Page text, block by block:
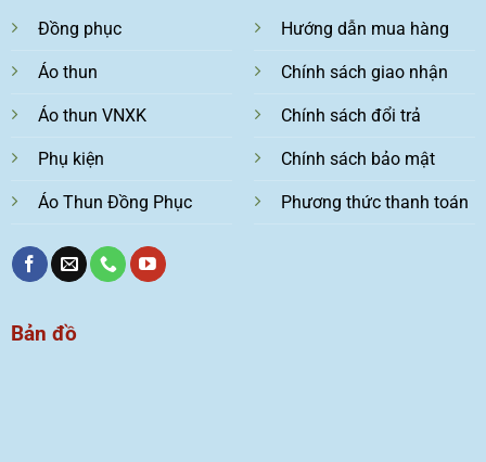
Đồng phục
Áo thun
Áo thun VNXK
Phụ kiện
Áo Thun Đồng Phục
Hướng dẫn mua hàng
Chính sách giao nhận
Chính sách đổi trả
Chính sách bảo mật
Phương thức thanh toán
Bản đồ